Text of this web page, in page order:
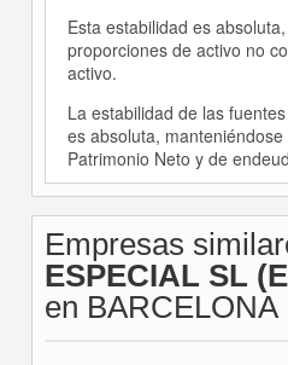
Esta estabilidad es
proporciones de activo no
activo.
La estabilidad de las
es absoluta,
Patrimonio Neto y de
Empresas
ESPECIAL SL
en BARCELONA